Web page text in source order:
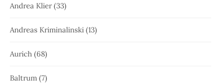
Andrea Klier(33)
Andreas Kriminalinski (13)
Aurich (68)
Baltrum (7)